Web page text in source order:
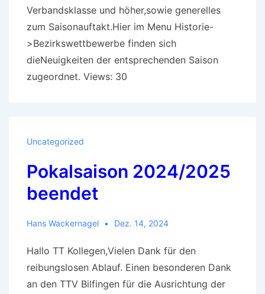
Verbandsklasse und höher,sowie generelles
zum Saisonauftakt.Hier im Menu Historie-
>Bezirkswettbewerbe finden sich
dieNeuigkeiten der entsprechenden Saison
zugeordnet. Views: 30
Uncategorized
Pokalsaison 2024/2025
beendet
Hans Wackernagel Dez. 14, 2024
Hallo TT Kollegen,Vielen Dank für den
reibungslosen Ablauf. Einen besonderen Dank
an den TTV Bilfingen für die Ausrichtung der